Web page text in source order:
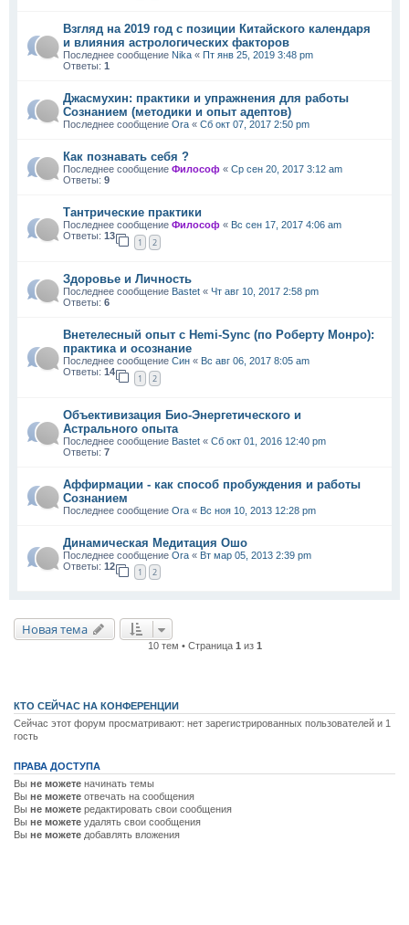
Взгляд на 2019 год с позиции Китайского календаря
и влияния астрологических факторов
Последнее сообщение Nika « Пт янв 25, 2019 3:48 pm
Ответы: 1
Джасмухин: практики и упражнения для работы
Сознанием (методики и опыт адептов)
Последнее сообщение Ora « Сб окт 07, 2017 2:50 pm
Как познавать себя ?
Последнее сообщение Философ « Ср сен 20, 2017 3:12 am
Ответы: 9
Тантрические практики
Последнее сообщение Философ « Вс сен 17, 2017 4:06 am
Ответы: 13
1 2
Здоровье и Личность
Последнее сообщение Bastet « Чт авг 10, 2017 2:58 pm
Ответы: 6
Внетелесный опыт с Hemi-Sync (по Роберту Монро):
практика и осознание
Последнее сообщение Син « Вс авг 06, 2017 8:05 am
Ответы: 14
1 2
Объективизация Био-Энергетического и
Астрального опыта
Последнее сообщение Bastet « Сб окт 01, 2016 12:40 pm
Ответы: 7
Аффирмации - как способ пробуждения и работы
Сознанием
Последнее сообщение Ora « Вс ноя 10, 2013 12:28 pm
Динамическая Медитация Ошо
Последнее сообщение Ora « Вт мар 05, 2013 2:39 pm
Ответы: 12
1 2
Новая тема
10 тем • Страница 1 из 1
КТО СЕЙЧАС НА КОНФЕРЕНЦИИ
Сейчас этот форум просматривают: нет зарегистрированных пользователей и 1
гость
ПРАВА ДОСТУПА
Вы не можете начинать темы
Вы не можете отвечать на сообщения
Вы не можете редактировать свои сообщения
Вы не можете удалять свои сообщения
Вы не можете добавлять вложения